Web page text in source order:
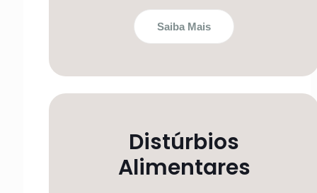
Saiba Mais
Distúrbios
Alimentares